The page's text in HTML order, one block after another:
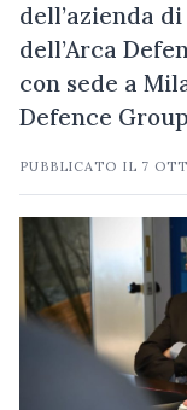
dell’azienda
dell’Arca
con sede a
Defence
PUBBLICATO IL 7